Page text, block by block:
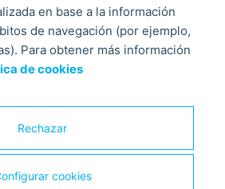
en base a la información
de navegación (por ejemplo,
Para obtener más información
de cookies
Rechazar
cookies